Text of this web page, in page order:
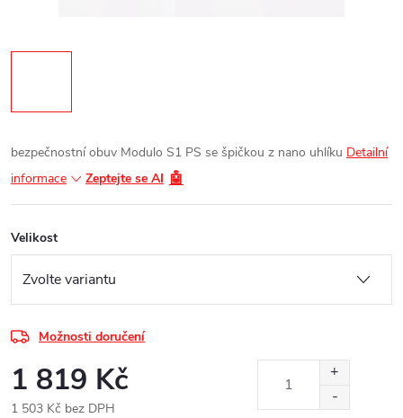
bezpečnostní obuv Modulo S1 PS se špičkou z nano uhlíku Detailní
informace
Zeptejte se AI 🤖
Velikost
Možnosti doručení
1 819 Kč
1 503 Kč bez DPH